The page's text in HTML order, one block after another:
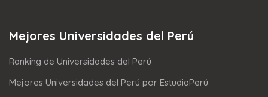
Mejores Universidades del Perú
Ranking de Universidades del Perú
Mejores Universidades del Perú por EstudiaPerú